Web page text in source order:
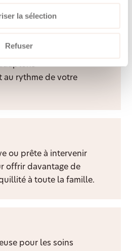
la sélection
Refuser
au rythme de votre
ou prête à intervenir
offrir davantage de
à toute la famille.
pour les soins